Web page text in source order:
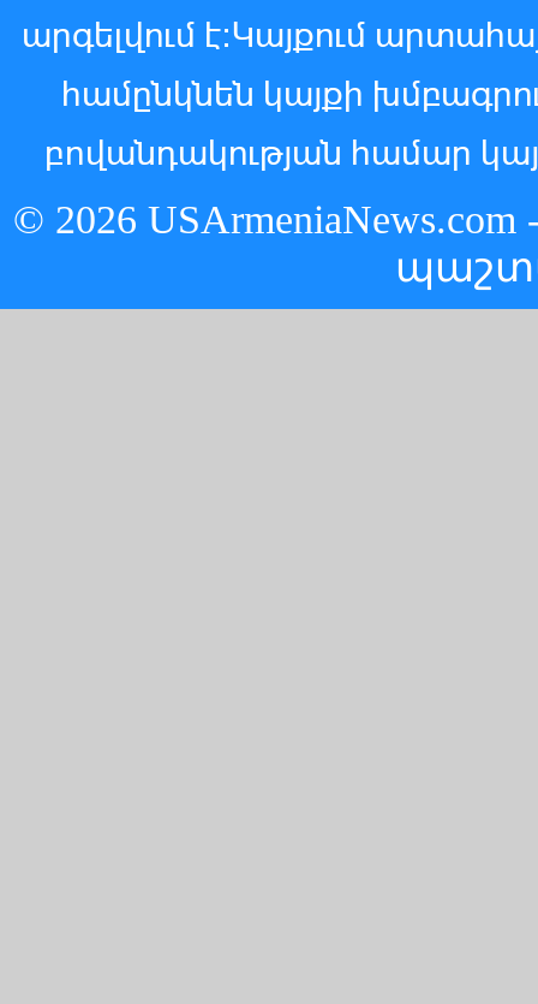
արգելվում է:Կայքում
համընկնեն կայքի
բովանդակության համար
© 2026